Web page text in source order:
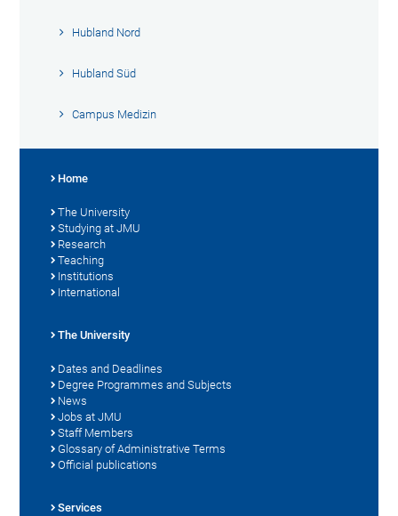
Hubland Nord
Hubland Süd
Campus Medizin
Home
The University
Studying at JMU
Research
Teaching
Institutions
International
The University
Dates and Deadlines
Degree Programmes and Subjects
News
Jobs at JMU
Staff Members
Glossary of Administrative Terms
Official publications
Services